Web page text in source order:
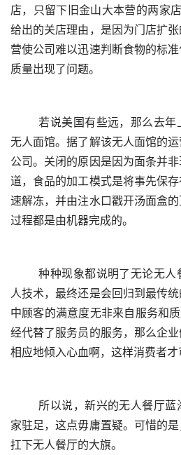
店，只留下旧金山大本营的两家
给出的关店理由，是因为门店扩
营使公司难以迅速判断食物的标
质量出现了问题。
	若说美国有些远，那么去年上海也曾出现过被关闭的
无人面馆。据了解该无人面馆的
公司。关闭的原因是因为面条并
道，食品的加工模式是将事先保
速解冻，并由注水口戳开汤面盒
过程都是由机器完成的。
	种种现象都说明了无论无人餐厅怎么传达其高超的无
人技术，最终还是会回归到最传
中顾客的满意度无非来自服务和
经代替了服务员的服务，那么企
相应地倾入心血啊，这样消费者才
家驻足，这点毋庸置疑。可惜的
扛下无人餐厅的大旗。